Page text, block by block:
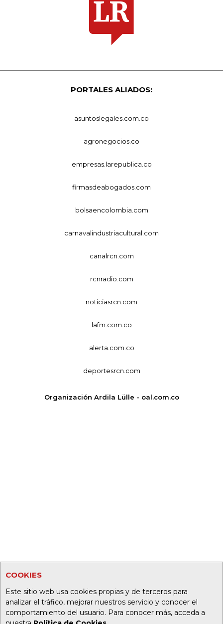
COOKIES
Este sitio web usa cookies propias y de terceros para
analizar el tráfico, mejorar nuestros servicio y conocer el
comportamiento del usuario. Para conocer más, acceda a
PORTALES ALIADOS:
asuntoslegales.com.co
agronegocios.co
empresas.larepublica.co
firmasdeabogados.com
bolsaencolombia.com
carnavalindustriacultural.com
canalrcn.com
rcnradio.com
noticiasrcn.com
lafm.com.co
alerta.com.co
deportesrcn.com
Organización Ardila Lülle - oal.com.co